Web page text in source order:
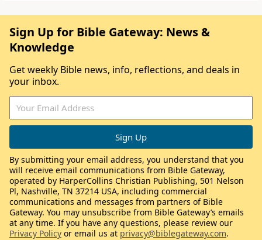
Sign Up for Bible Gateway: News &
Knowledge
Get weekly Bible news, info, reflections, and deals in
your inbox.
By submitting your email address, you understand that you
will receive email communications from Bible Gateway,
operated by HarperCollins Christian Publishing, 501 Nelson
Pl, Nashville, TN 37214 USA, including commercial
communications and messages from partners of Bible
Gateway. You may unsubscribe from Bible Gateway’s emails
at any time. If you have any questions, please review our
Privacy Policy or email us at privacy@biblegateway.com.